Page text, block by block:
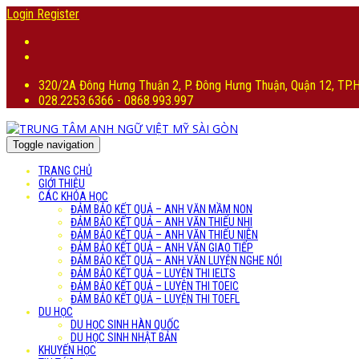
Login Register
320/2A Đông Hưng Thuận 2, P. Đông Hưng Thuận, Quận 12,
028.2253.6366 - 0868.993.997
Toggle navigation
TRANG CHỦ
GIỚI THIỆU
CÁC KHÓA HỌC
ĐẢM BẢO KẾT QUẢ – ANH VĂN MẦM NON
ĐẢM BẢO KẾT QUẢ – ANH VĂN THIẾU NHI
ĐẢM BẢO KẾT QUẢ – ANH VĂN THIẾU NIÊN
ĐẢM BẢO KẾT QUẢ – ANH VĂN GIAO TIẾP
ĐẢM BẢO KẾT QUẢ – ANH VĂN LUYỆN NGHE NÓI
ĐẢM BẢO KẾT QUẢ – LUYỆN THI IELTS
ĐẢM BẢO KẾT QUẢ – LUYỆN THI TOEIC
ĐẢM BẢO KẾT QUẢ – LUYỆN THI TOEFL
DU HỌC
DU HỌC SINH HÀN QUỐC
DU HỌC SINH NHẬT BẢN
KHUYẾN HỌC